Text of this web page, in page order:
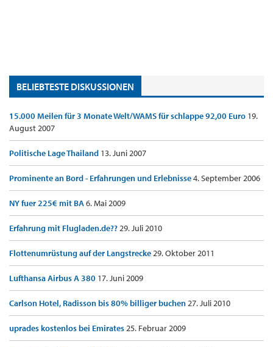
BELIEBTESTE DISKUSSIONEN
15.000 Meilen für 3 Monate Welt/WAMS für schlappe 92,00 Euro 19.
August 2007
Politische Lage Thailand 13. Juni 2007
Prominente an Bord - Erfahrungen und Erlebnisse4. September 2006
NY fuer 225€ mit BA6. Mai 2009
Erfahrung mit Flugladen.de??29. Juli 2010
Flottenumrüstung auf der Langstrecke29. Oktober 2011
Lufthansa Airbus A 380 17. Juni 2009
Carlson Hotel, Radisson bis 80% billiger buchen27. Juli 2010
uprades kostenlos bei Emirates25. Februar 2009